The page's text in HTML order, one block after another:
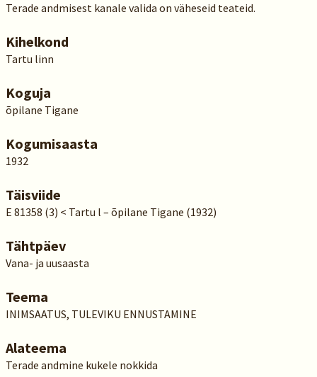
Terade andmisest kanale valida on väheseid teateid.
Kihelkond
Tartu linn
Koguja
õpilane Tigane
Kogumisaasta
1932
Täisviide
E 81358 (3) < Tartu l – õpilane Tigane (1932)
Tähtpäev
Vana- ja uusaasta
Teema
INIMSAATUS, TULEVIKU ENNUSTAMINE
Alateema
Terade andmine kukele nokkida